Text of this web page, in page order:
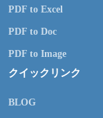
PDF to Excel
PDF to Doc
PDF to Image
クイックリンク
BLOG